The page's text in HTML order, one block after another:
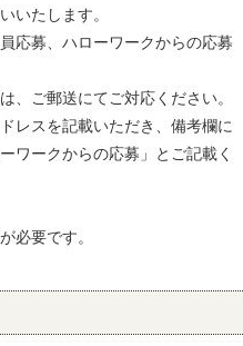
いたします。
応募、ハローワークからの応募
、ご郵送にてご対応ください。
レスを記載いただき、備考欄に
ワークからの応募」とご記載く
必要です。